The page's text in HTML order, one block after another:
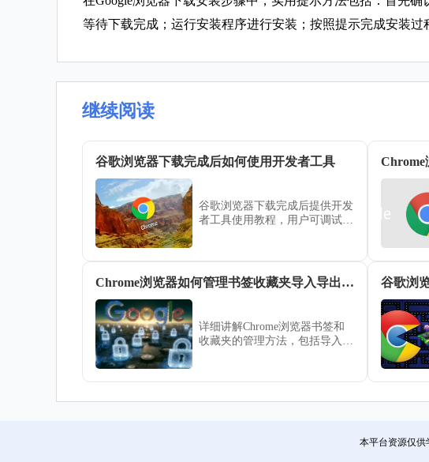
等待下载完成；运行安装程序进行安装；按照提示完成安装
继续阅读
谷歌浏览器下载完成后如何使用开发者工具
谷歌浏览器下载完成后提供开发
者工具使用教程，用户可调试网
Chrome
Chrome浏览器如何管理书签收藏夹导入导出教程
详细讲解Chrome浏览器书签和
收藏夹的管理方法，包括导入和
谷歌浏
本平台资源仅供